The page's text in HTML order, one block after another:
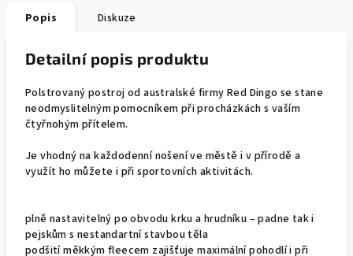
Popis Diskuze
Detailní popis produktu
Polstrovaný postroj od australské firmy Red Dingo se stane
neodmyslitelným pomocníkem při procházkách s vaším
čtyřnohým přítelem.
Je vhodný na každodenní nošení ve městě i v přírodě a
využít ho můžete i při sportovních aktivitách.
plně nastavitelný po obvodu krku a hrudníku – padne tak i
pejskům s nestandartní stavbou těla
podšití měkkým fleecem zajišťuje maximální pohodlí i při